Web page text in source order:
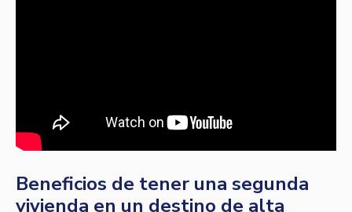
Beneficios de tener una segunda
vivienda en un destino de alta